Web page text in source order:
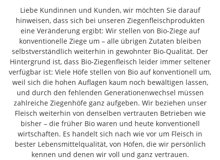
Liebe Kundinnen und Kunden, wir möchten Sie darauf
hinweisen, dass sich bei unseren Ziegenfleischprodukten
eine Veränderung ergibt: Wir stellen von Bio-Ziege auf
konventionelle Ziege um – alle übrigen Zutaten bleiben
selbstverständlich weiterhin in gewohnter Bio-Qualität. Der
Hintergrund ist, dass Bio-Ziegenfleisch leider immer seltener
verfügbar ist: Viele Höfe stellen von Bio auf konventionell um,
weil sich die hohen Auflagen kaum noch bewältigen lassen,
und durch den fehlenden Generationenwechsel müssen
zahlreiche Ziegenhöfe ganz aufgeben. Wir beziehen unser
Fleisch weiterhin von denselben vertrauten Betrieben wie
bisher – die früher Bio waren und heute konventionell
wirtschaften. Es handelt sich nach wie vor um Fleisch in
bester Lebensmittelqualität, von Höfen, die wir persönlich
kennen und denen wir voll und ganz vertrauen.